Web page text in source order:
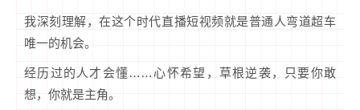
我深刻理解，在这个时代直播短视频就是普通人弯道超车
唯一的机会。
经历过的人才会懂……心怀希望，草根逆袭，只要你敢
想，你就是主角。